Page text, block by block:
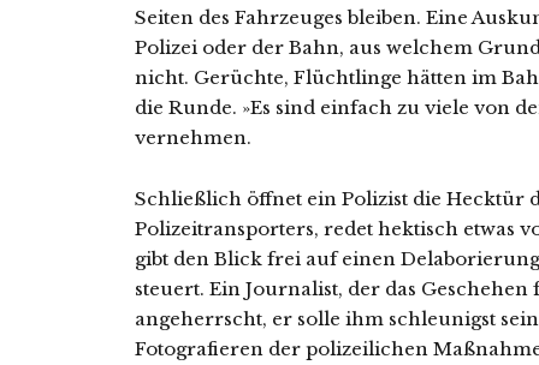
Seiten des Fahrzeuges bleiben. Eine
Polizei oder der Bahn, aus welchem
nicht. Gerüchte, Flüchtlinge hätten im
die Runde. »Es sind einfach zu viele von
vernehmen.
Schließlich öffnet ein Polizist die Hecktür
Polizeitransporters, redet hektisch etwas
gibt den Blick frei auf einen
steuert. Ein Journalist, der das
angeherrscht, er solle ihm schleunigst
Fotografieren der polizeilichen